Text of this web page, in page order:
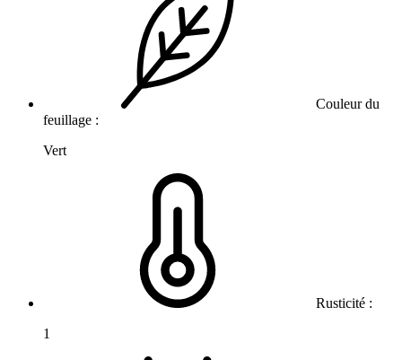
Couleur du
feuillage :
Vert
Rusticité :
1